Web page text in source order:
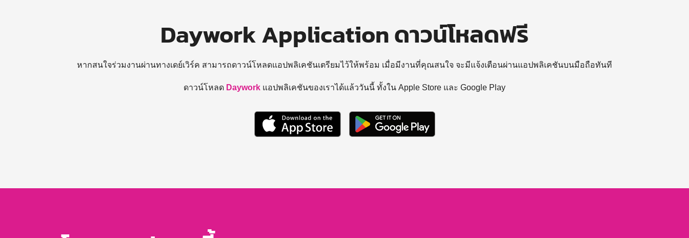
Daywork Application ดาวน์โหลดฟรี
หากสนใจร่วมงานผ่านทางเดย์เวิร์ค สามารถดาวน์โหลดแอปพลิเคชันเตรียมไว้ให้พร้อม เมื่อมีงานที่คุณสนใจ จะมีแจ้งเตือนผ่านแอปพลิเคชันบนมือถือทันที
ดาวน์โหลด Daywork แอปพลิเคชันของเราได้แล้ววันนี้ ทั้งใน Apple Store และ Google Play